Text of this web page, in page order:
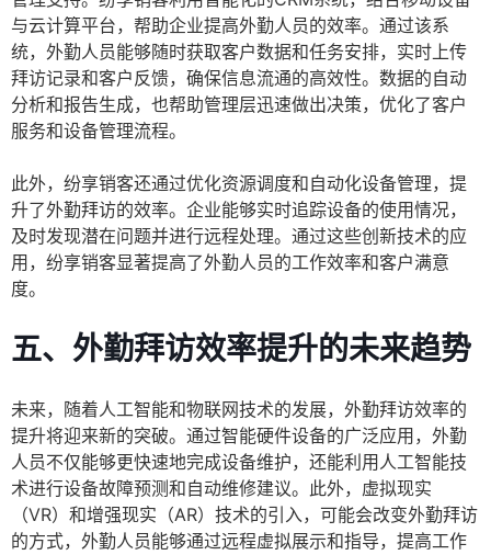
与云计算平台，帮助企业提高外勤人员的效率。通过该系
统，外勤人员能够随时获取客户数据和任务安排，实时上传
拜访记录和客户反馈，确保信息流通的高效性。数据的自动
分析和报告生成，也帮助管理层迅速做出决策，优化了客户
服务和设备管理流程。
此外，纷享销客还通过优化资源调度和自动化设备管理，提
升了外勤拜访的效率。企业能够实时追踪设备的使用情况，
及时发现潜在问题并进行远程处理。通过这些创新技术的应
用，纷享销客显著提高了外勤人员的工作效率和客户满意
度。
五、外勤拜访效率提升的未来趋势
未来，随着人工智能和物联网技术的发展，外勤拜访效率的
提升将迎来新的突破。通过智能硬件设备的广泛应用，外勤
人员不仅能够更快速地完成设备维护，还能利用人工智能技
术进行设备故障预测和自动维修建议。此外，虚拟现实
（VR）和增强现实（AR）技术的引入，可能会改变外勤拜访
的方式，外勤人员能够通过远程虚拟展示和指导，提高工作